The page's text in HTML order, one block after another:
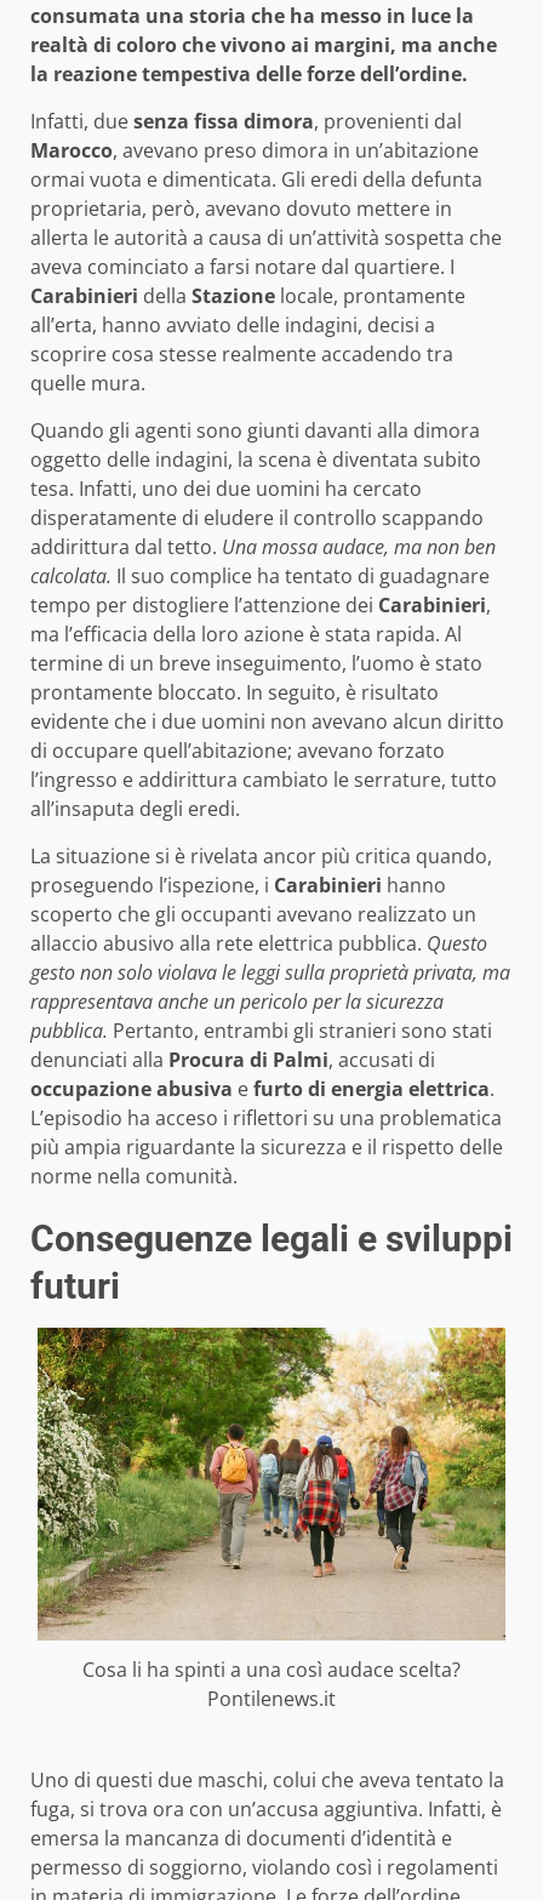
consumata una storia che ha messo in luce la
realtà di coloro che vivono ai margini, ma anche
la reazione tempestiva delle forze dell’ordine.
Infatti, duesenza fissa dimora, provenienti dal
Marocco, avevano preso dimora in un’abitazione
ormai vuota e dimenticata. Gli eredi della defunta
proprietaria, però, avevano dovuto mettere in
allerta le autorità a causa di un’attività sospetta che
aveva cominciato a farsi notare dal quartiere. I
Carabinieri della Stazione locale, prontamente
all’erta, hanno avviato delle indagini, decisi a
scoprire cosa stesse realmente accadendo tra
quelle mura.
Quando gli agenti sono giunti davanti alla dimora
oggetto delle indagini, la scena è diventata subito
tesa. Infatti, uno dei due uomini ha cercato
disperatamente di eludere il controllo scappando
addirittura dal tetto. Una mossa audace, ma non ben
calcolata. Il suo complice ha tentato di guadagnare
tempo per distogliere l’attenzione dei Carabinieri,
ma l’efficacia della loro azione è stata rapida. Al
termine di un breve inseguimento, l’uomo è stato
prontamente bloccato. In seguito, è risultato
evidente che i due uomini non avevano alcun diritto
di occupare quell’abitazione; avevano forzato
l’ingresso e addirittura cambiato le serrature, tutto
all’insaputa degli eredi.
La situazione si è rivelata ancor più critica quando,
proseguendo l’ispezione, i Carabinieri hanno
scoperto che gli occupanti avevano realizzato un
allaccio abusivo alla rete elettrica pubblica. Questo
gesto non solo violava le leggi sulla proprietà privata, ma
rappresentava anche un pericolo per la sicurezza
pubblica. Pertanto, entrambi gli stranieri sono stati
denunciati alla Procura di Palmi, accusati di
occupazione abusiva efurto di energia elettrica.
L’episodio ha acceso i riflettori su una problematica
più ampia riguardante la sicurezza e il rispetto delle
norme nella comunità.
Conseguenze legali e sviluppi
futuri
Cosa li ha spinti a una così audace scelta?
Pontilenews.it
Uno di questi due maschi, colui che aveva tentato la
fuga, si trova ora con un’accusa aggiuntiva. Infatti, è
emersa la mancanza di documenti d’identità e
permesso di soggiorno, violando così i regolamenti